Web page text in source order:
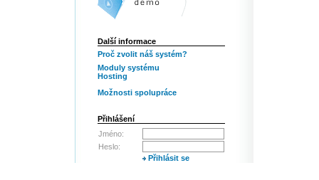
Další informace
Proč zvolit náš systém?
Moduly systému
Hosting
Možnosti spolupráce
Přihlášení
Jméno:
Heslo:
Přihlásit se